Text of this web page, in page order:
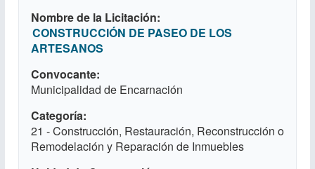
Nombre de la Licitación
CONSTRUCCIÓN DE PASEO DE LOS
ARTESANOS
Convocante
Municipalidad de Encarnación
Categoría
21 - Construcción, Restauración, Reconstrucción o
Remodelación y Reparación de Inmuebles